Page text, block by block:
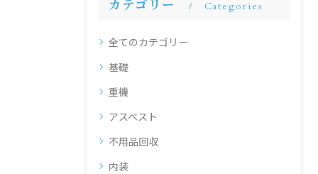
カテゴリー Categories
全てのカテゴリー
基礎
重機
アスベスト
不用品回収
内装